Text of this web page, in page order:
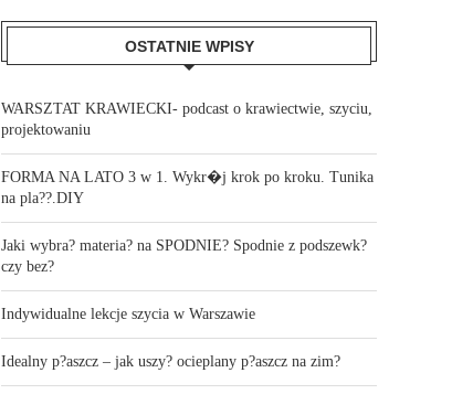
OSTATNIE WPISY
WARSZTAT KRAWIECKI- podcast o krawiectwie, szyciu,
projektowaniu
FORMA NA LATO 3 w 1. Wykr�j krok po kroku. Tunika
na pla??.DIY
Jaki wybra? materia? na SPODNIE? Spodnie z podszewk?
czy bez?
Indywidualne lekcje szycia w Warszawie
Idealny p?aszcz – jak uszy? ocieplany p?aszcz na zim?